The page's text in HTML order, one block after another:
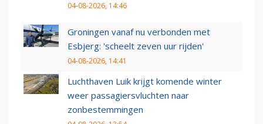
04-08-2026, 14:46
Groningen vanaf nu verbonden met
Esbjerg: 'scheelt zeven uur rijden'
04-08-2026, 14:41
Luchthaven Luik krijgt komende winter
weer passagiersvluchten naar
zonbestemmingen